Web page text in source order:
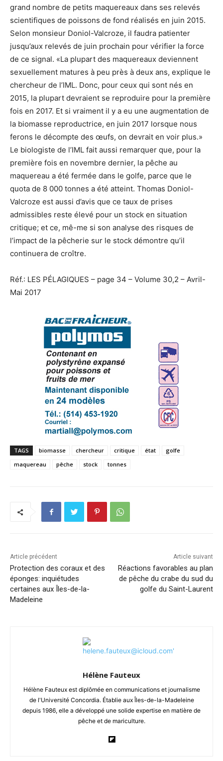
grand nombre de petits maquereaux dans ses relevés
scientifiques de poissons de fond réalisés en juin 2015.
Selon monsieur Doniol-Valcroze, il faudra patienter
jusqu’aux relevés de juin prochain pour vérifier la force
de ce signal. «La plupart des maquereaux deviennent
sexuellement matures à peu près à deux ans, explique le
chercheur de l’IML. Donc, pour ceux qui sont nés en
2015, la plupart devraient se reproduire pour la première
fois en 2017. Et si vraiment il y a eu une augmentation de
la biomasse reproductrice, en juin 2017 lorsque nous
ferons le décompte des œufs, on devrait en voir plus.»
Le biologiste de l’IML fait aussi remarquer que, pour la
première fois en novembre dernier, la pêche au
maquereau a été fermée dans le golfe, parce que le
quota de 8 000 tonnes a été atteint. Thomas Doniol-
Valcroze est aussi d’avis que ce taux de prises
admissibles reste élevé pour un stock en situation
critique; et ce, mê-me si son analyse des risques de
l’impact de la pêcherie sur le stock démontre qu’il
continuera de croître.
Réf.: LES PÉLAGIQUES – page 34 – Volume 30,2 – Avril-
Mai 2017
TAGS biomasse chercheur critique état
golfe
maquereau
pêche stock tonnes
Article précédent
Protection des coraux et des
éponges: inquiétudes
certaines aux Îles-de-la-
Madeleine
Article suivant
Réactions favorables au plan
de pêche du crabe du sud du
golfe du Saint-Laurent
Hélène Fauteux
Hélène Fauteux est diplômée en communications et journalisme
de l'Université Concordia. Établie aux Îles-de-la-Madeleine
depuis 1986, elle a développé une solide expertise en matière de
pêche et de mariculture.